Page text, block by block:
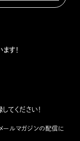
す！
てください！
ールマガジンの配信に